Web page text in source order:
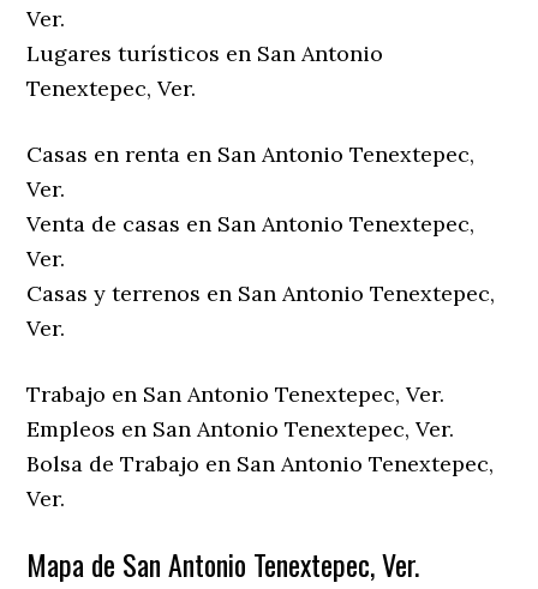
Ver.
Lugares turísticos en San Antonio
Tenextepec, Ver.
Casas en renta en San Antonio Tenextepec,
Ver.
Venta de casas en San Antonio Tenextepec,
Ver.
Casas y terrenos en San Antonio Tenextepec,
Ver.
Trabajo en San Antonio Tenextepec, Ver.
Empleos en San Antonio Tenextepec, Ver.
Bolsa de Trabajo en San Antonio Tenextepec,
Ver.
Mapa de San Antonio Tenextepec, Ver.